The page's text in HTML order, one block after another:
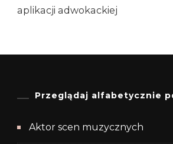
aplikacji adwokackiej
Przeglądaj alfabetycznie
Aktor scen muzycznych